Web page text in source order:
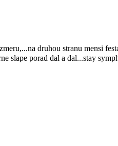
druhou stranu mensi
slape porad dal a dal...stay